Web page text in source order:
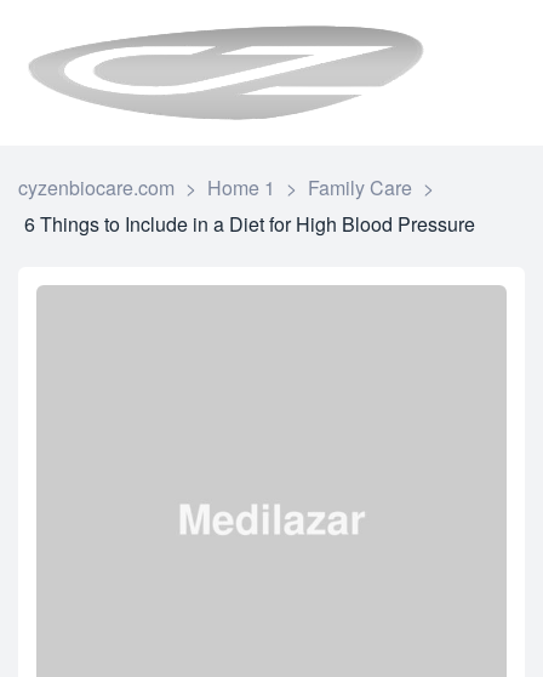
cyzenbiocare.com > Home 1 > Family Care >
6 Things to Include in a Diet for High Blood Pressure